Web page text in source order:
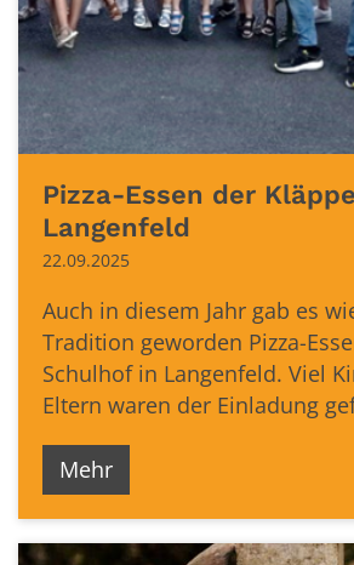
Pizza-Essen der
Langenfeld
22.09.2025
Auch in diesem Jahr gab es
Tradition geworden Pizza-
Schulhof in Langenfeld. Viel
Eltern waren der Einladung
Mehr